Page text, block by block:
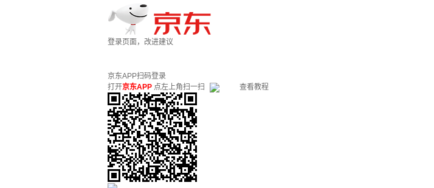
登录页面，改进建议
京东APP扫码登录
打开京东APP 点左上角扫一扫 查看教程